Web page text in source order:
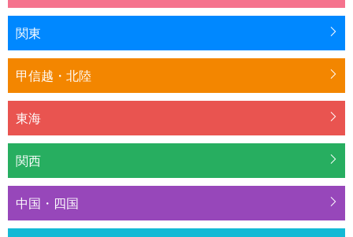
関東
甲信越・北陸
東海
関西
中国・四国